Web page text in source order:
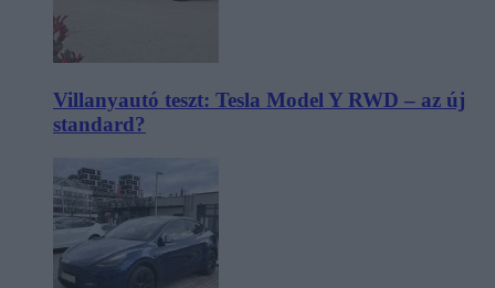
Villanyautó teszt: Tesla Model Y RWD – az új
standard?